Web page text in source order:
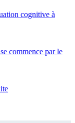
cognitive à
commence par le